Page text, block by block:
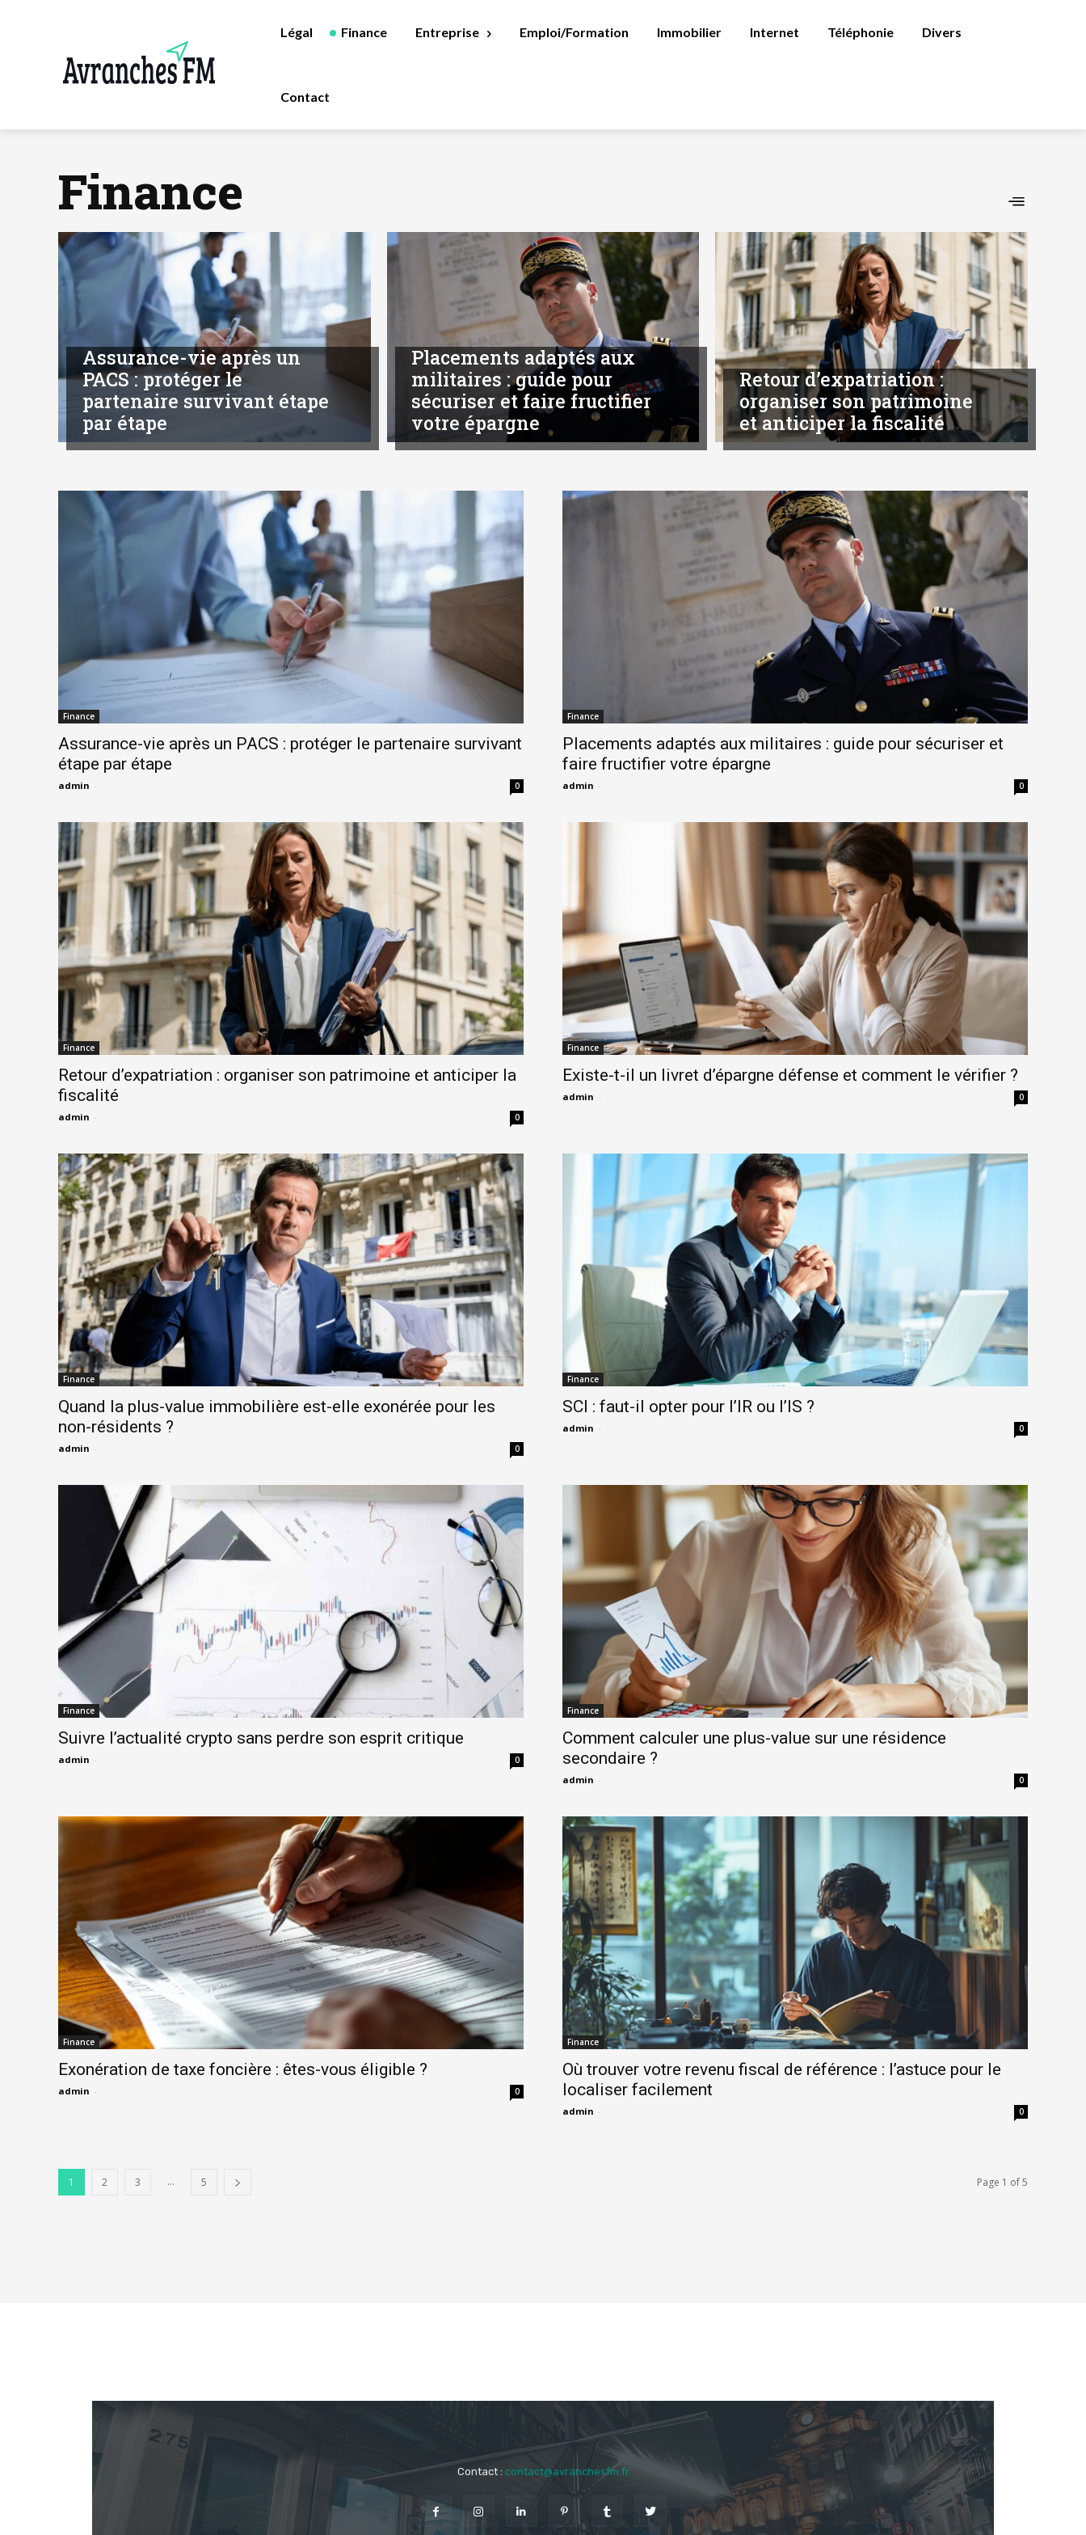
Légal Finance Entreprise Emploi/Formation Immobilier Internet Téléphonie Divers
Contact
Finance
Assurance-vie après un
PACS : protéger le
partenaire survivant étape
par étape
Placements adaptés aux
militaires : guide pour
sécuriser et faire fructifier
votre épargne
Retour d’expatriation :
organiser son patrimoine
et anticiper la fiscalité
Finance
Assurance-vie après un PACS : protéger le partenaire survivant
étape par étape
admin - 0
Finance
Placements adaptés aux militaires : guide pour sécuriser et
faire fructifier votre épargne
admin - 0
Finance
Retour d’expatriation : organiser son patrimoine et anticiper la
fiscalité
admin - 0
Finance
Existe-t-il un livret d’épargne défense et comment le vérifier ?
admin - 0
Finance
Quand la plus-value immobilière est-elle exonérée pour les
non-résidents ?
admin - 0
Finance
SCI : faut-il opter pour l’IR ou l’IS ?
admin - 0
Finance
Suivre l’actualité crypto sans perdre son esprit critique
admin - 0
Finance
Comment calculer une plus-value sur une résidence
secondaire ?
admin - 0
Finance
Exonération de taxe foncière : êtes-vous éligible ?
admin - 0
Finance
Où trouver votre revenu fiscal de référence : l’astuce pour le
localiser facilement
admin - 0
1 2 3 ... 5 Page 1 of 5
Contact : contact@avranchesfm.fr